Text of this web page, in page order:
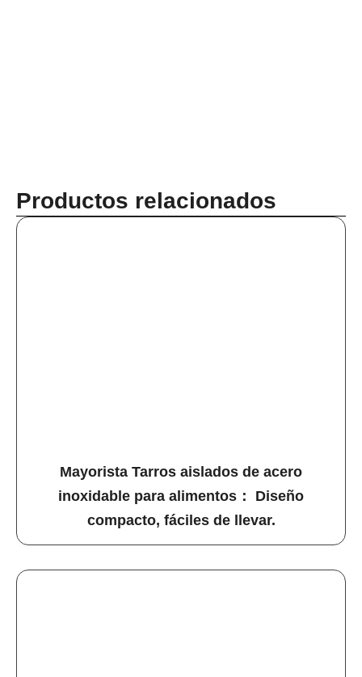
Productos relacionados
Mayorista Tarros aislados de acero
inoxidable para alimentos： Diseño
compacto, fáciles de llevar.